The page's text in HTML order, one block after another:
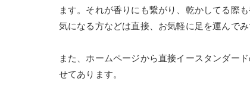
ます。それが香りにも繋がり、乾かしてる際
気になる方などは直接、お気軽に足を運んでみ
また、ホームページから直接イースタンダー
せてあります。